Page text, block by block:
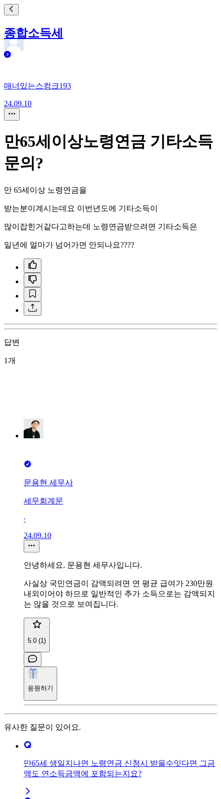
종합소득세
매너있는스컹크193
24.09.10
만65세이상노령연금 기타소득
문의?
만 65세이상 노령연금을
받는분이계시는데요 이번년도에 기타소득이
많이잡힌거같다고하는데 노령연금받으려면 기타소득은
일년에 얼마가 넘어가면 안되나요????
답변
1개
문용현 세무사
세무회계문
∙
24.09.10
안녕하세요. 문용현 세무사입니다.
사실상 국민연금이 감액되려면 연 평균 급여가 230만원
내외이어야 하므로 일반적인 추가 소득으로는 감액되지
는 않을 것으로 보여집니다.
5.0 (1)
응원하기
유사한 질문이 있어요.
만65세 생일지나면 노령연금 신청시 받을수잇다면 그금
액도 연소득금액에 포함되는지요?